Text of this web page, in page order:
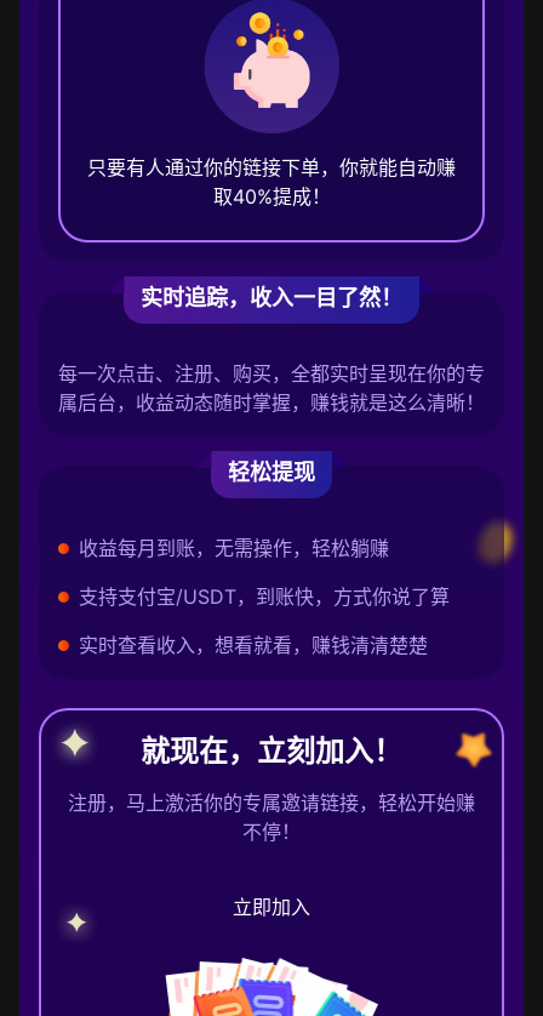
只要有人通过你的链接下单，你就能自动赚
取40%提成！
实时追踪，收入一目了然！
每一次点击、注册、购买，全都实时呈现在你的专
属后台，收益动态随时掌握，赚钱就是这么清晰！
轻松提现
收益每月到账，无需操作，轻松躺赚
支持支付宝/USDT，到账快，方式你说了算
实时查看收入，想看就看，赚钱清清楚楚
就现在，立刻加入！
注册，马上激活你的专属邀请链接，轻松开始赚
不停！
立即加入